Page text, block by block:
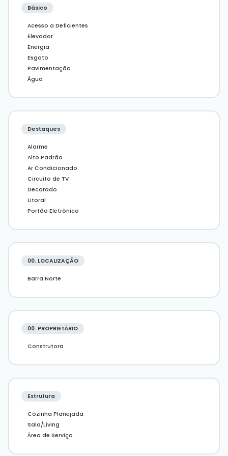
Imóveis em Balneário Camboriú.
Imóvel disponível para visitação.
Entre em contato com nossos corretores e
conheça esse empreendimento incrível.
* Os valores estão sujeitos a alteração sem aviso
prévio.** Galeria de imagens pode conter
representações ilustrativas do imóvel.
Básico
Acesso a Deficientes
Elevador
Energia
Esgoto
Pavimentação
Água
Destaques
Alarme
Alto Padrão
Ar Condicionado
Circuito de TV
Decorado
Litoral
Portão Eletrônico
00. LOCALIZAÇÃO
Barra Norte
00. PROPRIETÁRIO
Construtora
Estrutura
Cozinha Planejada
Sala/Living
Área de Serviço